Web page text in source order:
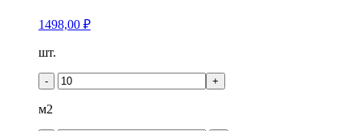
1498,00 ₽
Количество
Кронапласт
-
шт.
- +
м2